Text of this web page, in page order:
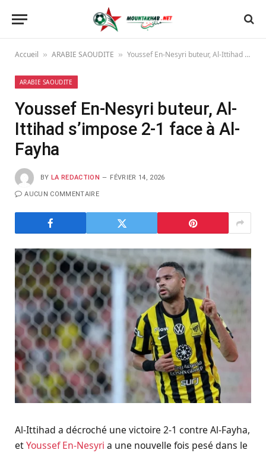
Accueil » ARABIE SAOUDITE » Youssef En-Nesyri buteur, Al-Ittihad s’impose 2-1 face à Al-Fayha
ARABIE SAOUDITE
Youssef En-Nesyri buteur, Al-
Ittihad s’impose 2-1 face à Al-
Fayha
BY LA REDACTION FÉVRIER 14, 2026
AUCUN COMMENTAIRE
Al-Ittihad a décroché une victoire 2-1 contre Al-Fayha,
etYoussef En-Nesyri a une nouvelle fois pesé dans le